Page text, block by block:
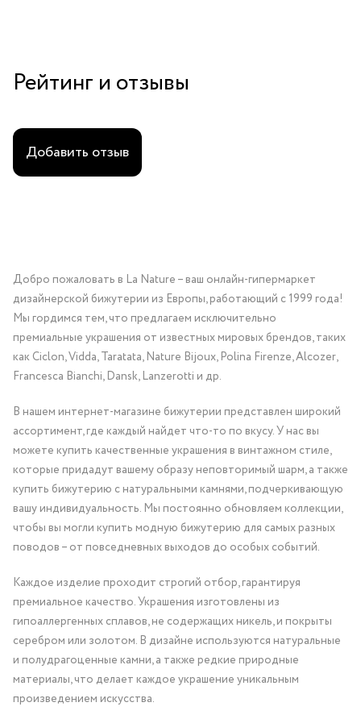
Рейтинг и отзывы
Добавить отзыв
Добро пожаловать в La Nature – ваш онлайн-гипермаркет
дизайнерской бижутерии из Европы, работающий с 1999 года!
Мы гордимся тем, что предлагаем исключительно
премиальные украшения от известных мировых брендов, таких
как Ciclon, Vidda, Taratata, Nature Bijoux, Polina Firenze, Alcozer,
Francesca Bianchi, Dansk, Lanzerotti и др.
В нашем интернет-магазине бижутерии представлен широкий
ассортимент, где каждый найдет что-то по вкусу. У нас вы
можете купить качественные украшения в винтажном стиле,
которые придадут вашему образу неповторимый шарм, а также
купить бижутерию с натуральными камнями, подчеркивающую
вашу индивидуальность. Мы постоянно обновляем коллекции,
чтобы вы могли купить модную бижутерию для самых разных
поводов – от повседневных выходов до особых событий.
Каждое изделие проходит строгий отбор, гарантируя
премиальное качество. Украшения изготовлены из
гипоаллергенных сплавов, не содержащих никель, и покрыты
серебром или золотом. В дизайне используются натуральные
и полудрагоценные камни, а также редкие природные
материалы, что делает каждое украшение уникальным
произведением искусства.